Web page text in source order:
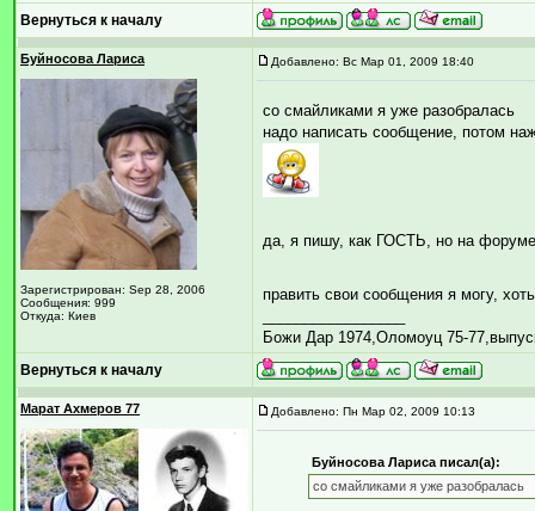
Вернуться к началу
Буйносова Лариса
Зарегистрирован: Sep 28, 2006
Сообщения: 999
Откуда: Киев
Добавлено: Вс Мар 01, 2009 18:40
со смайликами я уже разобралась
надо написать сообщение, потом
да, я пишу, как ГОСТЬ, но на
править свои сообщения я могу,
Божи Дар 1974,Оломоуц 75-
Вернуться к началу
Марат Ахмеров 77 Добавлено: Пн Мар 02, 2009 10:13
Буйносова Лариса писал(а):
со смайликами я уже разобралась